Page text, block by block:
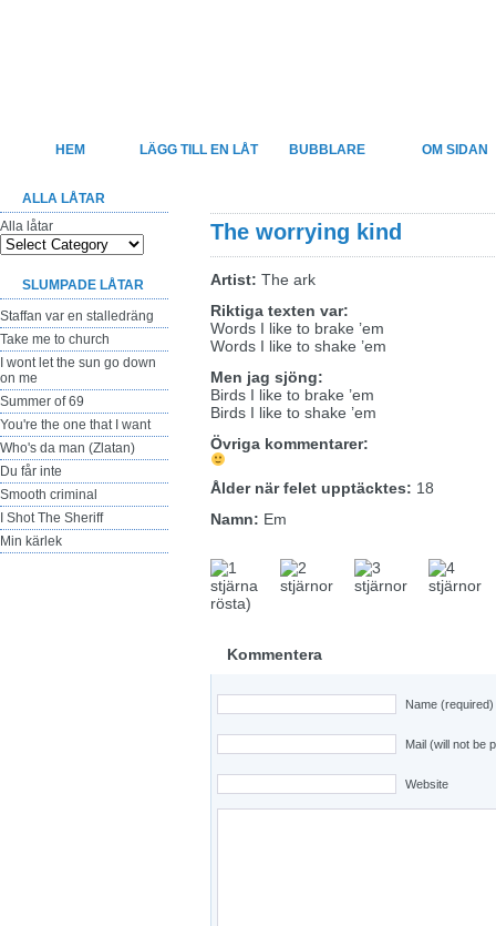
HEM LÄGG TILL EN LÅT BUBBLARE OM SIDAN
ALLA LÅTAR
Alla låtar
SLUMPADE LÅTAR
Staffan var en stalledräng
Take me to church
I wont let the sun go down
on me
Summer of 69
You're the one that I want
Who's da man (Zlatan)
Du får inte
Smooth criminal
I Shot The Sheriff
Min kärlek
The worrying kind
Artist: The ark
Riktiga texten var:
Words I like to brake ’em
Words I like to shake ’em
Men jag sjöng:
Birds I like to brake ’em
Birds I like to shake ’em
Övriga kommentarer:
Ålder när felet upptäcktes: 18
Namn: Em
rösta)
Kommentera
Name (required)
Mail (will not be
Website